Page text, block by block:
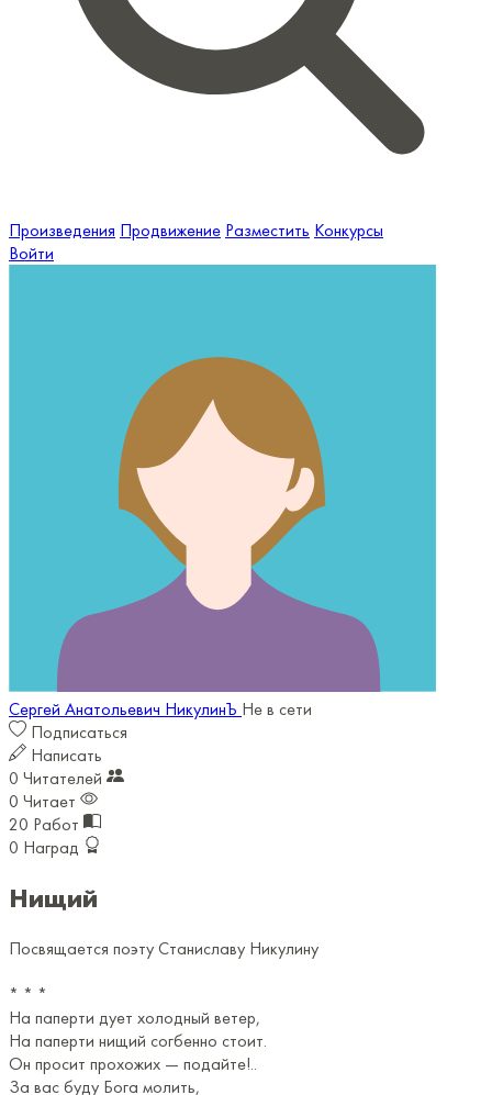
Произведения Продвижение Разместить Конкурсы
Войти
Сергей Анатольевич НикулинЪ Не в сети
Подписаться
Написать
0 Читателей
0 Читает
20 Работ
0 Наград
Нищий
Посвящается поэту Станиславу Никулину
* * *
На паперти дует холодный ветер,
На паперти нищий согбенно стоит.
Он просит прохожих — подайте!..
За вас буду Бога молить,